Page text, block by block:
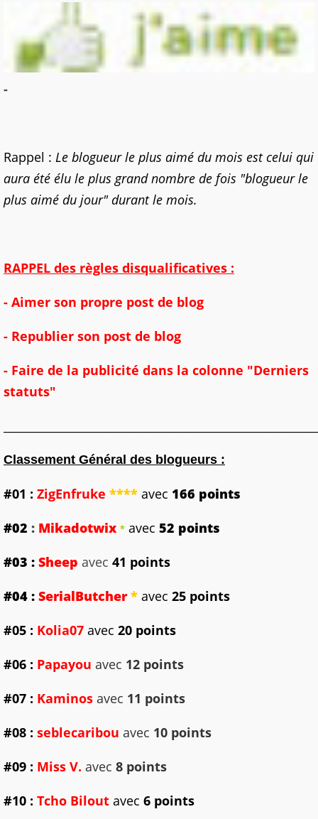
-
Rappel : Le blogueur le plus aimé du mois est celui qui
aura été élu le plus grand nombre de fois "blogueur le
plus aimé du jour" durant le mois.
RAPPEL des règles disqualificatives :
- Aimer son propre post de blog
- Republier son post de blog
- Faire de la publicité dans la colonne "Derniers
statuts"
Classement Général des blogueurs :
#01 : ZigEnfruke **** avec 166 points
#02 : Mikadotwix * avec 52 points
#03 : Sheep avec 41 points
#04 : SerialButcher* avec 25 points
#05 : Kolia07 avec 20 points
#06 : Papayou avec 12 points
#07 : Kaminos avec 11 points
#08 : seblecaribou avec 10 points
#09 : Miss V. avec 8 points
#10 : Tcho Bilout avec 6 points